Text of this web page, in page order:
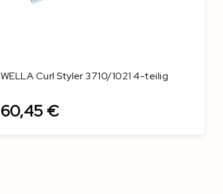
WELLA Curl Styler 3710/1021 4-teilig
60,45 €